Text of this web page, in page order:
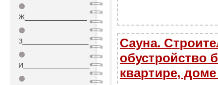
⚫
Ж________________
⚫
З_________________
⚫
И_________________
⚫
Сауна.
обустройство
квартире,